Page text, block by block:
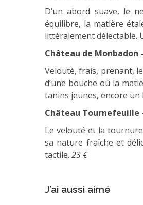
D’un abord suave, le
équilibre, la matière
littéralement délectable.
Château de Monbadon
Velouté, frais, prenant,
d’une bouche où la
tanins jeunes, encore un
Château Tournefeuille
Le velouté et la
sa nature fraîche et
tactile. 23 €
J’ai aussi aimé